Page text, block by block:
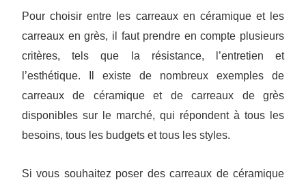
Pour choisir entre les carreaux en céramique et les
carreaux en grès, il faut prendre en compte plusieurs
critères, tels que la résistance, l’entretien et
l’esthétique. Il existe de nombreux exemples de
carreaux de céramique et de carreaux de grès
disponibles sur le marché, qui répondent à tous les
besoins, tous les budgets et tous les styles.
Si vous souhaitez poser des carreaux de céramique